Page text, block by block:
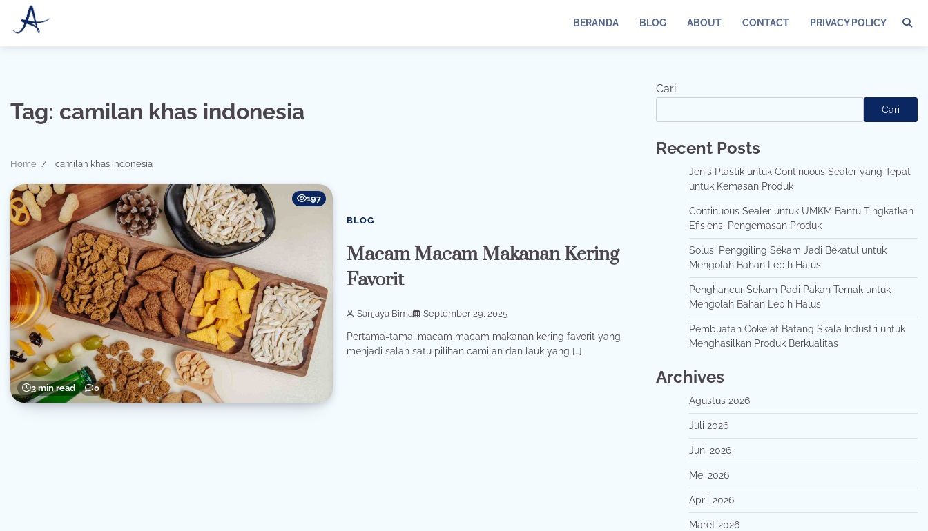
BERANDA BLOG ABOUT CONTACT PRIVACY POLICY
Tag: camilan khas indonesia
Home camilan khas indonesia
3 min read 0
197
BLOG
Macam Macam Makanan Kering
Favorit
Sanjaya Bima September 29, 2025
Pertama-tama, macam macam makanan kering favorit yang
menjadi salah satu pilihan camilan dan lauk yang […]
Cari
Cari
Recent Posts
Jenis Plastik untuk Continuous Sealer yang Tepat
untuk Kemasan Produk
Continuous Sealer untuk UMKM Bantu Tingkatkan
Efisiensi Pengemasan Produk
Solusi Penggiling Sekam Jadi Bekatul untuk
Mengolah Bahan Lebih Halus
Penghancur Sekam Padi Pakan Ternak untuk
Mengolah Bahan Lebih Halus
Pembuatan Cokelat Batang Skala Industri untuk
Menghasilkan Produk Berkualitas
Archives
Agustus 2026
Juli 2026
Juni 2026
Mei 2026
April 2026
Maret 2026